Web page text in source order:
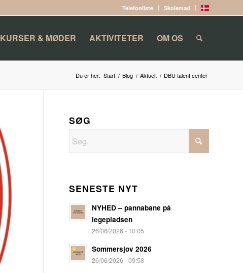
Telefonliste Skolemad
KURSER & MØDER AKTIVITETER OM OS
Du er her: Start / Blog / Aktuelt / DBU talent center
SØG
SENESTE NYT
NYHED – pannabane på
legepladsen
26/06/2026 - 10:05
Sommersjov 2026
26/06/2026 - 09:58